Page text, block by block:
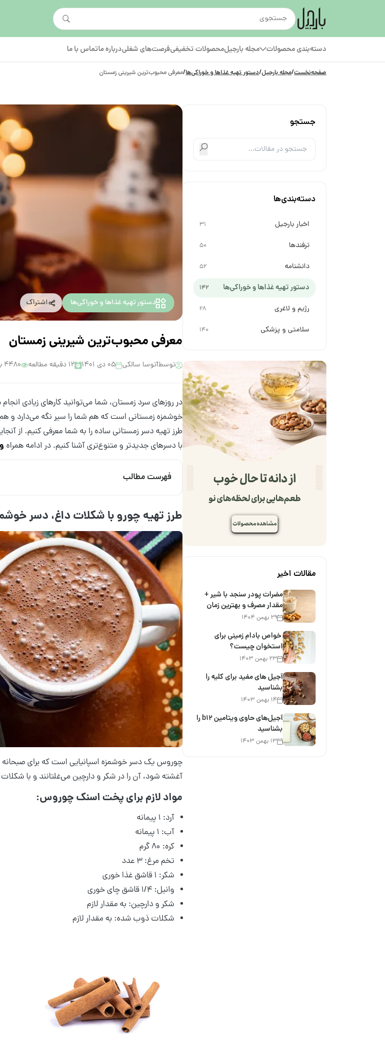
دسته‌بندی محصولات مجله بارجیلمحصولات تخفیفیفرصت‌های شغلیدرباره ماتماس با ما
صفحه‌نخست/مجله بارجیل/دستور تهیه غذاها و خوراکی‌ها/معرفی محبوب‌ترین شیرینی زمستان
دستور تهیه غذاها و خوراکی‌ها اشتراک
معرفی محبوب‌ترین شیرینی زمستان
توسطآتوسا سالکی ۰۵ دی ۱۴۰۱ 12 دقیقه مطالعه 4480 بازدید
در روزهای سرد زمستان، شما می‌توانید کارهای زیادی
خوشمزه زمستانی است که هم شما را سیر نگه می‌دارد و
طرز تهیه دسر زمستانی ساده را به شما معرفی کنیم. از
با دسرهای جدیدتر و متنوع‌تری آشنا کنیم. در ادامه همراه
فهرست مطالب
طرز تهیه چورو با شکلات داغ، دسر
چوروس یک دسر خوشمزه اسپانیایی است که برای صبحانه
آغشته شود، آن را در شکر و دارچین می‌غلتانند و با
مواد لازم برای پخت اسنک چوروس:
آرد: ۱ پیمانه
آب: ۱ پیمانه
کره: ۸۰ گرم
تخم مرغ: ۳ عدد
شکر: ۱ قاشق غذا خوری
وانیل: ۱/۴ قاشق چای خوری
شکر و دارچین: به مقدار لازم
شکلات ذوب شده: به مقدار لازم
جستجو
دسته‌بندی‌ها
اخبار بارجیل 31
ترفندها 50
دانشنامه 52
دستور تهیه غذاها و خوراکی‌ها 142
رژیم و لاغری 28
سلامتی و پزشکی 140
مقالات اخیر
مضرات پودر سنجد با شیر +
مقدار مصرف و بهترین زمان
۲۹ بهمن ۱۴۰۴
خواص بادام زمینی برای
استخوان چیست؟
۲۳ بهمن ۱۴۰۳
آجیل های مفید برای کلیه را
بشناسید
۱۴ بهمن ۱۴۰۳
آجیل‌های حاوی ویتامین b12 را
بشناسید
۱۳ بهمن ۱۴۰۳